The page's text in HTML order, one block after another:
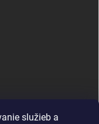
služieb a